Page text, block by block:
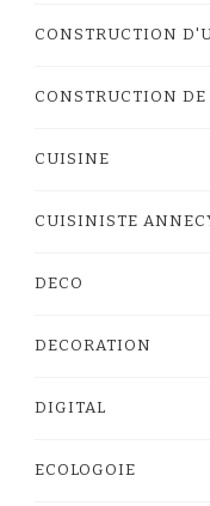
CONSTRUCTION
CONSTRUCTION
CUISINE
CUISINISTE
DECO
DECORATION
DIGITAL
ECOLOGOIE